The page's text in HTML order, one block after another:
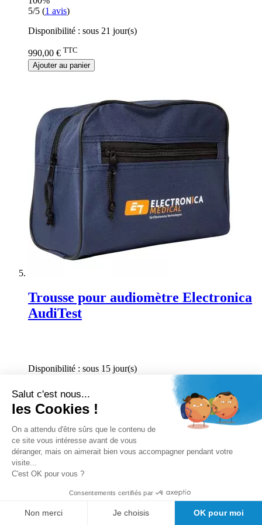
5/5 (1 avis)
Disponibilité : sous 21 jour(s)
990,00 € TTC
Ajouter au panier
Trousse pour audiomètre Electronica
AudiTest
Disponibilité : sous 15 jour(s)
49,00 €
Ajouter au panier
Salut c'est nous...
les Cookies !
On a attendu d'être sûrs que le contenu de
ce site vous intéresse avant de vous
déranger, mais on aimerait bien vous accompagner pendant votre
visite...
C'est OK pour vous ?
Consentements certifiés par
Non merci Je choisis OK pour moi